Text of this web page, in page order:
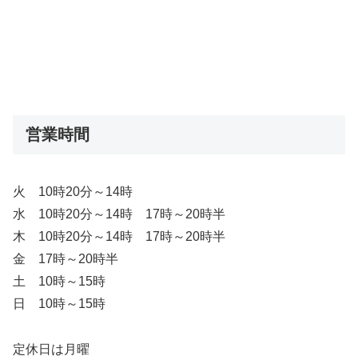
営業時間
火 10時20分～14時
水 10時20分～14時 17時～20時半
木 10時20分～14時 17時～20時半
金 17時～20時半
土 10時～15時
日 10時～15時
定休日は月曜